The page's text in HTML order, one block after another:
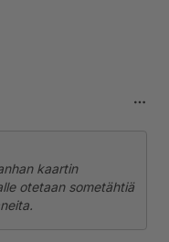
kaartin
otetaan sometähtiä